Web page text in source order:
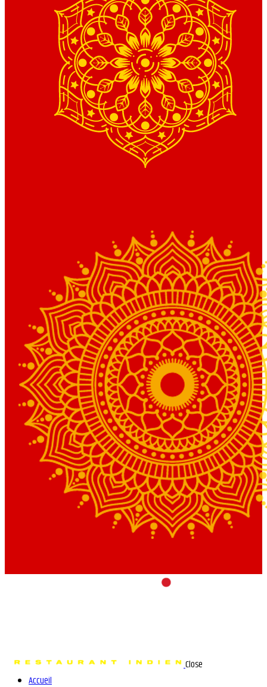
Close
Accueil